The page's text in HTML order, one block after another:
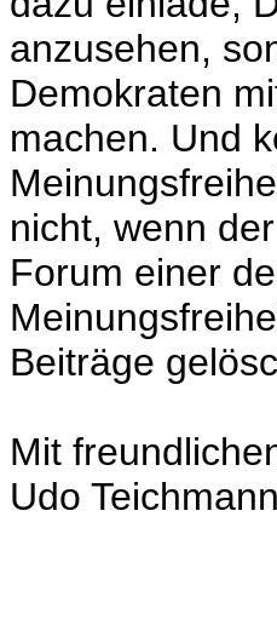
anzusehen,
Demokraten
machen. Und
nicht, wenn
Forum einer
Beiträge
Mit
Udo Teichmann